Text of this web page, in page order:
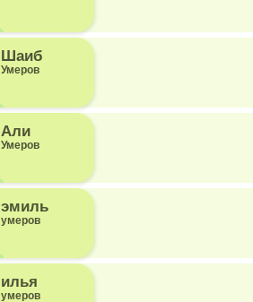
Шаиб
Умеров
Али
Умеров
эмиль
умеров
илья
умеров